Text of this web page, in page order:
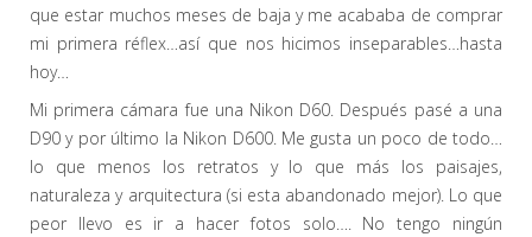
que estar muchos meses de baja y me acababa de comprar
mi primera réflex…así que nos hicimos inseparables…hasta
hoy…
Mi primera cámara fue una Nikon D60. Después pasé a una
D90 y por último la Nikon D600. Me gusta un poco de todo…
lo que menos los retratos y lo que más los paisajes,
naturaleza y arquitectura (si esta abandonado mejor). Lo que
peor llevo es ir a hacer fotos solo…. No tengo ningún